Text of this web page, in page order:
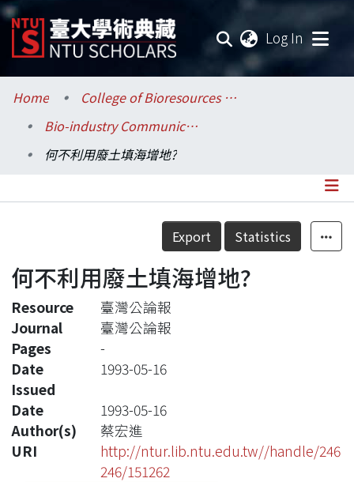
Log In
Communities & Collections
Research Outputs
Statistics
Home
College of Bioresources and Agriculture / 生物資源暨農學院
Bio-industry Communication and Development / 生物產業傳播暨發展學系
何不利用廢土填海增地?
Details
Export Statistics
何不利用廢土填海增地?
Resource
臺灣公論報
Journal
臺灣公論報
Pages
-
Date
Issued
1993-05-16
Date
1993-05-16
Author(s)
蔡宏進
URI
http://ntur.lib.ntu.edu.tw//handle/246
246/151262